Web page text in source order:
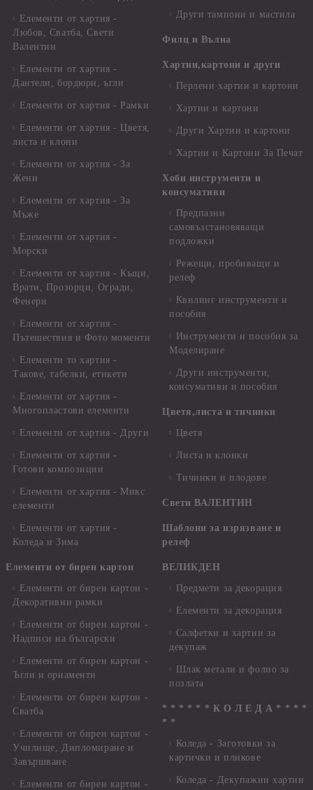
Елементи от хартия -
Любов, Сватба, Свети
Валентин
Елементи от хартия -
Дантели, бордюри, ъгли
Елементи от хартия - Рамки
Елементи от хартия - Цветя,
листа и клони
Елементи от хартия - За
Жени
Елементи от хартия - За
Мъже
Елементи от хартия -
Морски
Елементи от хартия - Къщи,
Врати, Прозорци, Огради,
Фенери
Елементи от хартия -
Пътешествия и Фото моменти
Елементи то хартия -
Такове, табелки, етикети
Елементи от хартия -
Многопластови елементи
Елементи от хартия - Други
Елементи от хартия -
Готови композиции
Елементи от хартия - Микс
елементи
Елементи от хартия -
Коледа и Зима
Елементи от бирен картон
Елементи от бирен картон -
Декоративни рамки
Елементи от бирен картон -
Надписи на български
Елементи от бирен картон -
Ъгли и орнаменти
Елементи от бирен картон -
Сватба
Елементи от бирен картон -
Училище, Дипломиране и
Завършване
Елементи от бирен картон -
Други тампони и мастила
Филц и Вълна
Хартии,картони и други
Перлени хартии и картони
Хартии и картони
Други Хартии и картони
Хартии и Картони За Печат
Хоби инструменти и
консумативи
Предпазни
самовъзстановяващи
подложки
Режещи, пробиващи и
релеф
Квилинг инструменти и
пособия
Инструменти и пособия за
Моделиране
Други инструменти,
консумативи и пособия
Цветя,листа и тичинки
Цветя
Листа и клонки
Тичинки и плодове
Свети ВАЛЕНТИН
Шаблони за изрязване и
релеф
ВЕЛИКДЕН
Предмети за декорация
Елементи за декорация
Салфетки и хартии за
декупаж
Шлак метали и фолио за
позлата
* * * * * * К О Л Е Д А * * * *
* *
Коледа - Заготовки за
картички и пликове
Коледа - Декупажни хартии